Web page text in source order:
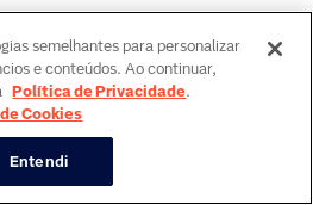
semelhantes para personalizar
e conteúdos. Ao continuar,
Política de Privacidade.
Cookies
Entendi